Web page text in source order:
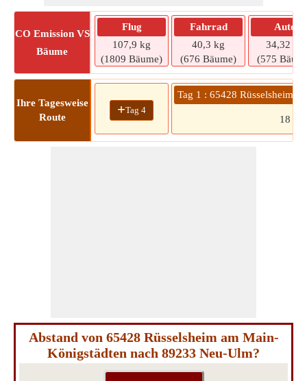
CO Emission VS
Bäume
Flug
107,9 kg
(1809 Bäume)
Fahrrad
40,3 kg
(676 Bäume)
Auto
34,32 kg
(575
Ihre Tagesweise
Route
+Tag 4
Tag 1 : 65428 Rüsselsheim
18
Abstand von 65428 Rüsselsheim am Main-
Königstädten nach 89233 Neu-Ulm?